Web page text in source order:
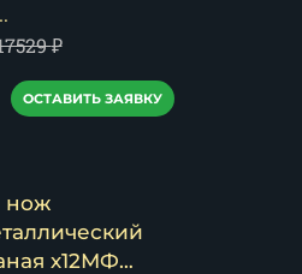
₽
ОСТАВИТЬ ЗАЯВКУ
нож
х12МФ